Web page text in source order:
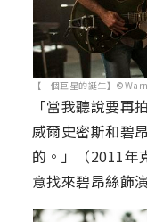
【一個巨星的誕生】
「當我聽說要再
威爾史密斯和碧
的。」（2011年
意找來碧昂絲飾